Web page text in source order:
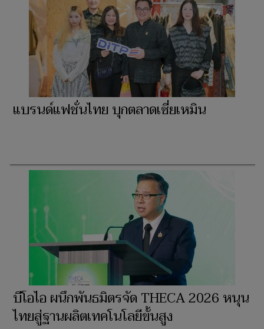
แบรนด์แฟชั่นไทย บุกตลาดเซี่ยเหมิน
บีโอไอ ผนึกพันธมิตรจัด THECA 2026 หนุน
ไทยสู่ฐานผลิตเทคโนโลยีขั้นสูง